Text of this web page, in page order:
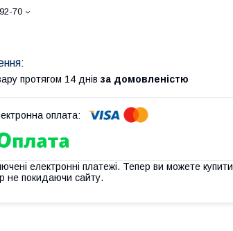
70
протягом 14 днів за домовленістю
електронні платежі. Тепер ви можете купити
не покидаючи сайту.